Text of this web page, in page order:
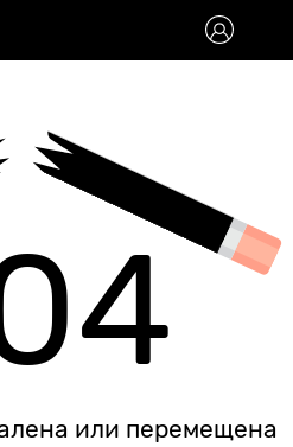
или перемещена